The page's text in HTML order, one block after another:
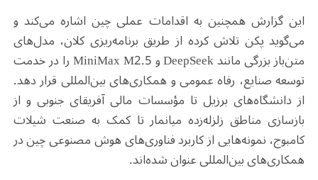
این گزارش همچنین به اقدامات عملی چین اشاره می‌کند و
می‌گوید پکن تلاش کرده از طریق برنامه‌ریزی کلان، مدل‌های
متن‌باز بزرگی مانندDeepSeekوMiniMax M2.5را در خدمت
توسعه صنایع، رفاه عمومی و همکاری‌های بین‌المللی قرار دهد.
از دانشگاه‌های برزیل تا مؤسسات مالی آفریقای جنوبی و از
بازسازی مناطق زلزله‌زده میانمار تا کمک به صنعت شیلات
کامبوج، نمونه‌هایی از کاربرد فناوری‌های هوش مصنوعی چین در
همکاری‌های بین‌المللی عنوان شده‌اند.